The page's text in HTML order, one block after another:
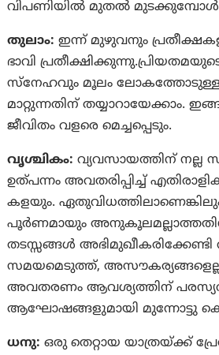
വിപണിയില്‍ മുതല്‍
തുലാം:ഇന്ന് മുഴുവനും
ഭാവി
സ്നേഹവും മൂലം ലോകത്തോടുള്ള
മാറ്റുന്നതിന് തയ്യാറായേക്കാം.
ജീവിതം വളരെ മെച്ചപ്പെടും.
വൃശ്ചികം:വ്യവസായത്തിന് നല്ല
ഉത്‌പന്നം അവതരിപ്പിച്ച്
കളയും.
പൂര്‍ണമായും
തടസ്സങ്ങള്‍ അഭിമുഖീകരിക്കേണ്ടി
സമയമെടുത്ത്,
അവതരണം ആവശ്യത്തിന്
ആഘോഷങ്ങളുമായി മുന്നോട്ടു
ധനു: ഒരു തെറ്റായ യാത്രയ്‌ക്ക്